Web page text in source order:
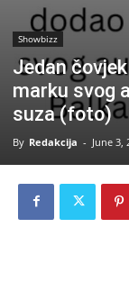
Showbizz
Jedan
marku svog
suza (foto)
By Redakcija - June 3,